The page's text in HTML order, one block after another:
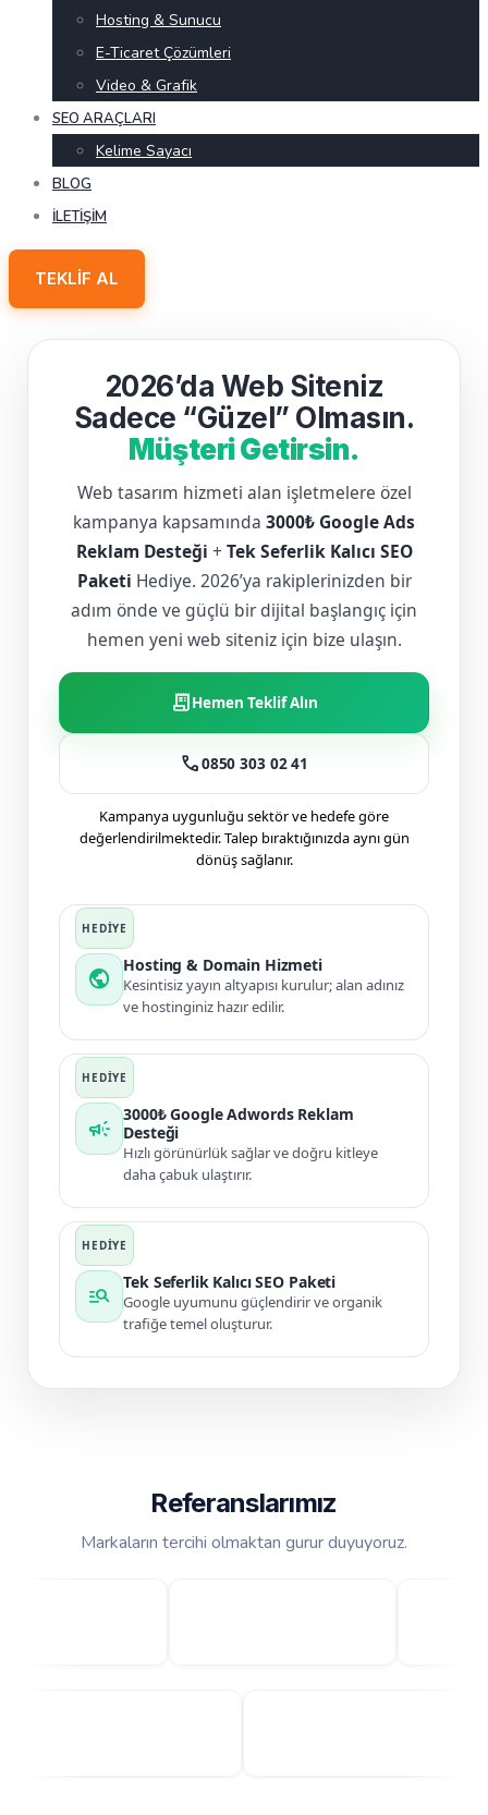
Hosting & Sunucu
E-Ticaret Çözümleri
Video & Grafik
SEO ARAÇLARI
Kelime Sayacı
BLOG
İLETIŞIM
TEKLIF AL
2026’da Web Siteniz
Sadece “Güzel” Olmasın.
Müşteri Getirsin.
Web tasarım hizmeti alan işletmelere özel
kampanya kapsamında 3000₺ Google Ads
Reklam Desteği + Tek Seferlik Kalıcı SEO
Paketi Hediye. 2026’ya rakiplerinizden bir
adım önde ve güçlü bir dijital başlangıç için
hemen yeni web siteniz için bize ulaşın.
receipt_longHemen Teklif Alın
call0850 303 02 41
Kampanya uygunluğu sektör ve hedefe göre
değerlendirilmektedir. Talep bıraktığınızda aynı gün
dönüş sağlanır.
public
Hosting & Domain Hizmeti
Kesintisiz yayın altyapısı kurulur; alan adınız
ve hostinginiz hazır edilir.
campaign
3000₺ Google Adwords Reklam
Desteği
Hızlı görünürlük sağlar ve doğru kitleye
daha çabuk ulaştırır.
manage_search
Tek Seferlik Kalıcı SEO Paketi
Google uyumunu güçlendirir ve organik
trafiğe temel oluşturur.
Referanslarımız
Markaların tercihi olmaktan gurur duyuyoruz.